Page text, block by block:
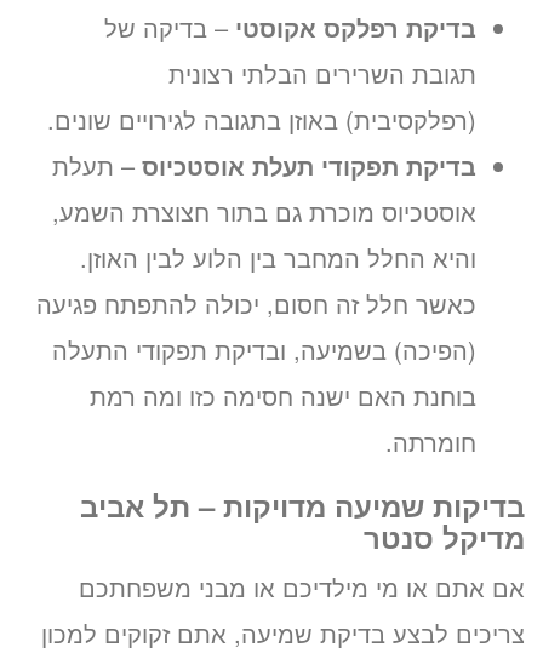
בדיקת רפלקס אקוסטי – בדיקה של
תגובת השרירים הבלתי רצונית
(רפלקסיבית) באוזן בתגובה לגירויים שונים.
בדיקת תפקודי תעלת אוסטכיוס – תעלת
אוסטכיוס מוכרת גם בתור חצוצרת השמע,
והיא החלל המחבר בין הלוע לבין האוזן.
כאשר חלל זה חסום, יכולה להתפתח פגיעה
(הפיכה) בשמיעה, ובדיקת תפקודי התעלה
בוחנת האם ישנה חסימה כזו ומה רמת
חומרתה.
בדיקות שמיעה מדויקות – תל אביב
מדיקל סנטר
אם אתם או מי מילדיכם או מבני משפחתכם
צריכים לבצע בדיקת שמיעה, אתם זקוקים למכון